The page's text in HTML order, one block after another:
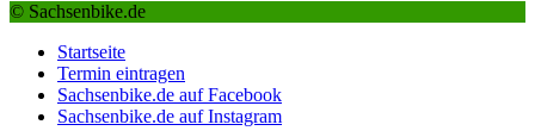
© Sachsenbike.de
Startseite
Termin eintragen
Sachsenbike.de auf Facebook
Sachsenbike.de auf Instagram